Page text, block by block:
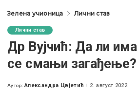
Зелена учионица Лични став
Лични став
Др Вујчић: Да ли
се смањи
Posted
Аутор: Александра Цвјетић 2. август 2022.